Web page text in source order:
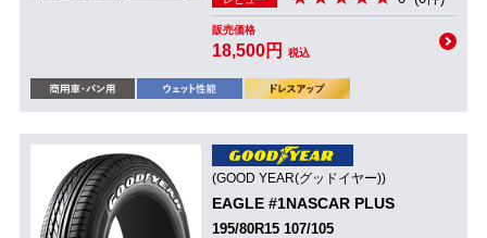
販売価格
18,500円 税込
(GOOD YEAR(グッドイヤー))
EAGLE #1NASCAR PLUS
195/80R15 107/105